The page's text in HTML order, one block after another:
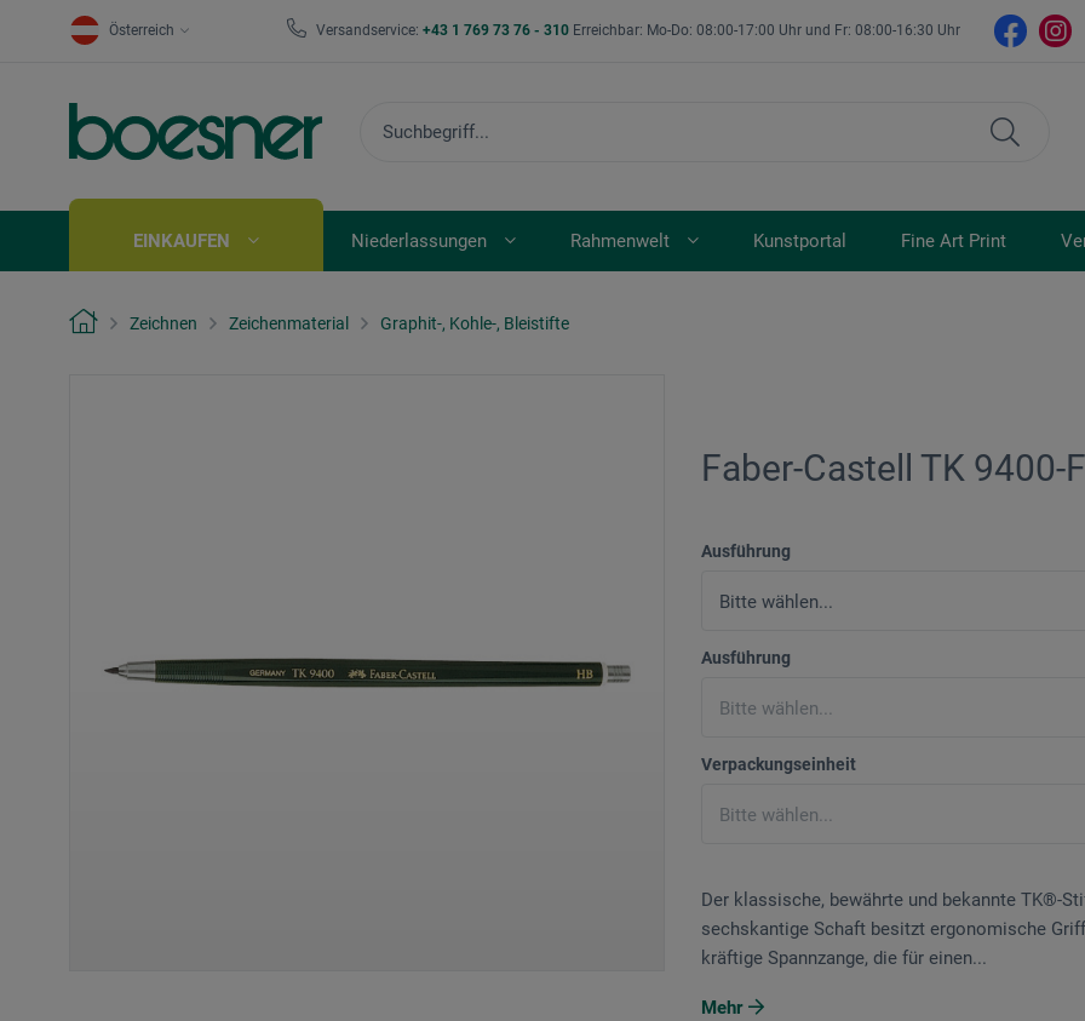
Österreich Versandservice: +43 1 769 73 76 - 310 Erreichbar: Mo-Do: 08:00-17:00 Uhr und Fr: 08:00-16:30 Uhr
EINKAUFEN Niederlassungen Rahmenwelt Kunstportal Fine Art Print
Zeichnen Zeichenmaterial Graphit-, Kohle-, Bleistifte
Faber-Castell TK
Ausführung
Ausführung
Verpackungseinheit
Der klassische, bewährte und bekannte TK®-
sechskantige Schaft besitzt ergonomische
kräftige Spannzange, die für einen...
Mehr